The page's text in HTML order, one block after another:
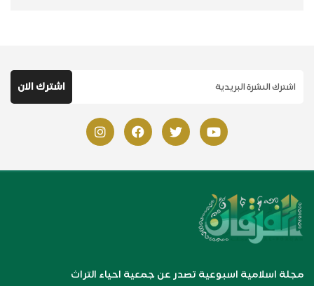
مجلة اسلامية اسبوعية تصدر عن جمعية احياء التراث